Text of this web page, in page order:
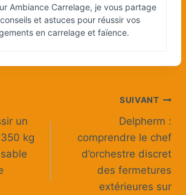
Ambiance Carrelage, je vous partage
et astuces pour réussir vos
en carrelage et faïence.
un
kg
SUIVANT
Delpherm :
comprendre le chef
d’orchestre discret
des fermetures
extérieures sur